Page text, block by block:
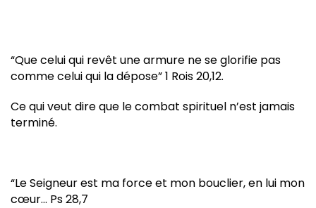
“Que celui qui revêt une armure ne se glorifie pas
comme celui qui la dépose” 1 Rois 20,12.
Ce qui veut dire que le combat spirituel n’est jamais
terminé.
“Le Seigneur est ma force et mon bouclier, en lui mon
cœur… Ps 28,7